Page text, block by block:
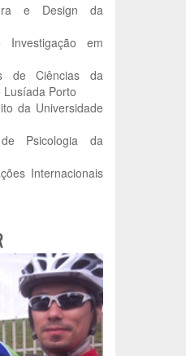
e Design da
em
de Ciências da
Lusíada Porto
da Universidade
Psicologia da
Internacionais